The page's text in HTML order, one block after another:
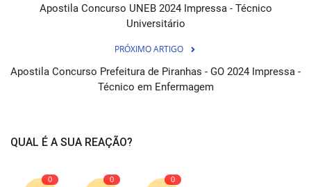
Apostila Concurso UNEB 2024 Impressa - Técnico
Universitário
PRÓXIMO ARTIGO
Apostila Concurso Prefeitura de Piranhas - GO 2024 Impressa -
Técnico em Enfermagem
QUAL É A SUA REAÇÃO?
0 0 0